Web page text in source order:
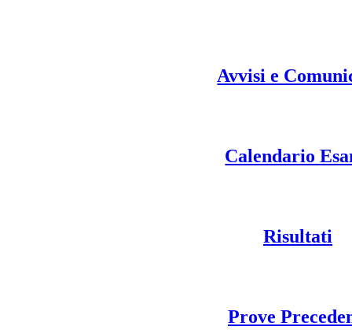
Avvisi e
Calendario
Risultati
Prove